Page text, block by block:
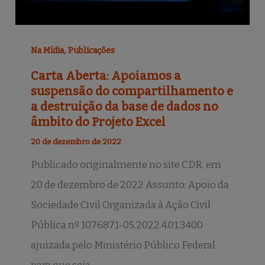
Na Mídia,Publicações
Carta Aberta: Apoiamos a
suspensão do compartilhamento e
a destruição da base de dados no
âmbito do Projeto Excel
20 de dezembro de 2022
Publicado originalmente no site CDR, em
20 de dezembro de 2022 Assunto: Apoio da
Sociedade Civil Organizada à Ação Civil
Pública nº 1076871-05.2022.4.01.3400
ajuizada pelo Ministério Público Federal